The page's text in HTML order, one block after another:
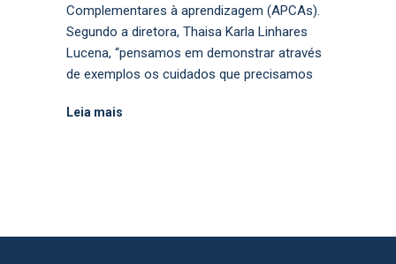
Complementares à aprendizagem (APCAs).
Segundo a diretora, Thaisa Karla Linhares
Lucena, “pensamos em demonstrar através
de exemplos os cuidados que precisamos
Leia mais